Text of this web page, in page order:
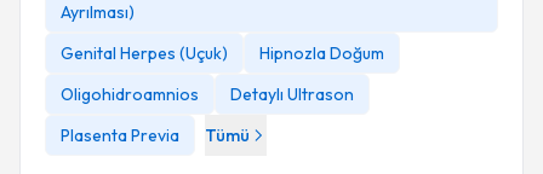
Ayrılması)
Genital Herpes (Uçuk)
Hipnozla Doğum
Oligohidroamnios
Detaylı Ultrason
Plasenta Previa
Tümü